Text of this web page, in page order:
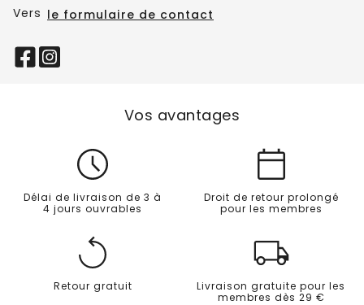
Vers le formulaire de contact
Vos avantages
Délai de livraison de 3 à
4 jours ouvrables
Droit de retour prolongé
pour les membres
Retour gratuit
Livraison gratuite pour les
membres dès 29 €